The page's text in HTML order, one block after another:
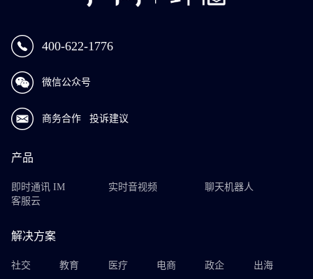
400-622-1776
微信公众号
商务合作 投诉建议
产品
即时通讯 IM 实时音视频
聊天机器人
客服云
解决方案
社交 教育 医疗 电商 政企 出海